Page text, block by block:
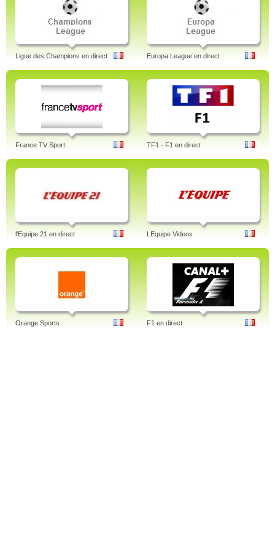
Ligue des Champions en direct Europa League en direct
France TV Sport TF1 - F1 en direct
l'Equipe 21 en direct LEquipe Videos
Orange Sports F1 en direct